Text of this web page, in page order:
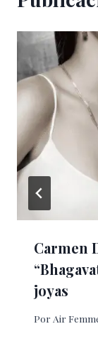
Carmen
joyas
Por Air